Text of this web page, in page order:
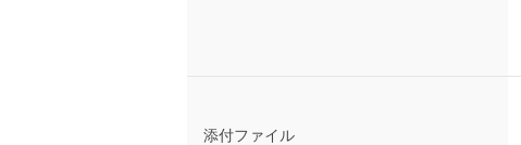
添付ファイル